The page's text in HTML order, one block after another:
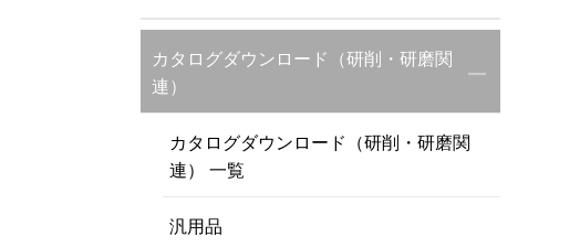
カタログダウンロード（研削・研磨関
連）
カタログダウンロード（研削・研磨関
連） 一覧
汎用品